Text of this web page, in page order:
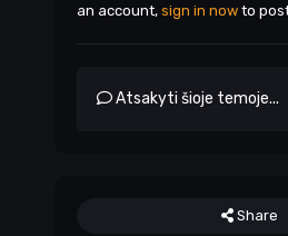
an account, sign in now to
Atsakyti šioje temoje...
Share